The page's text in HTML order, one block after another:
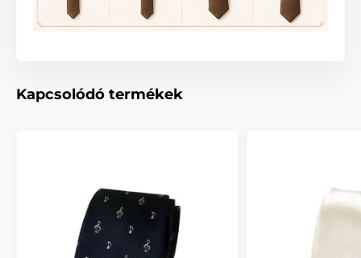
Kapcsolódó termékek